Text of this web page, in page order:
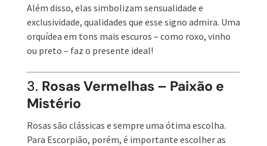
Além disso, elas simbolizam sensualidade e
exclusividade, qualidades que esse signo admira. Uma
orquídea em tons mais escuros – como roxo, vinho
ou preto – faz o presente ideal!
3. Rosas Vermelhas – Paixão e
Mistério
Rosas são clássicas e sempre uma ótima escolha.
Para Escorpião, porém, é importante escolher as